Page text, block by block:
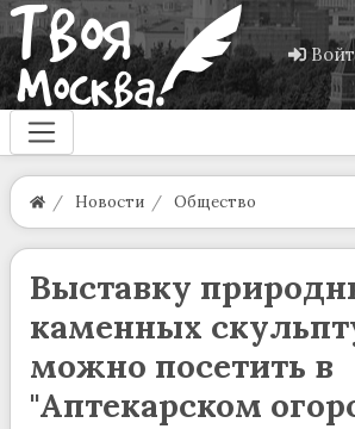
Новости Общество
Выставку
каменных
можно посетить в
"Аптекарском